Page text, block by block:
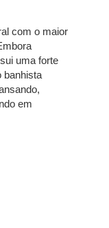
com o maior
uma forte
banhista
em